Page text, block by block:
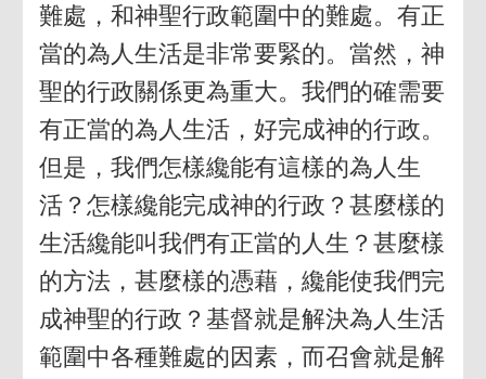
難處，和神聖行政範圍中的難處。有正
當的為人生活是非常要緊的。當然，神
聖的行政關係更為重大。我們的確需要
有正當的為人生活，好完成神的行政。
但是，我們怎樣纔能有這樣的為人生
活？怎樣纔能完成神的行政？甚麼樣的
生活纔能叫我們有正當的人生？甚麼樣
的方法，甚麼樣的憑藉，纔能使我們完
成神聖的行政？基督就是解決為人生活
範圍中各種難處的因素，而召會就是解